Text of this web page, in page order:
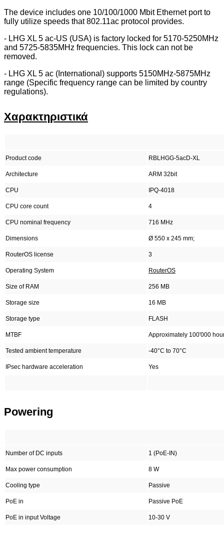
The device includes one 10/100/1000 Mbit Ethernet port to
fully utilize speeds that 802.11ac protocol provides.
- LHG XL 5 ac-US (USA) is factory locked for 5170-5250MHz
and 5725-5835MHz frequencies. This lock can not be
removed.
- LHG XL 5 ac (International) supports 5150MHz-5875MHz
range (Specific frequency range can be limited by country
regulations).
Χαρακτηριστικά
Product code RBLHGG-5acD-XL
Architecture ARM 32bit
CPU IPQ-4018
CPU core count 4
CPU nominal frequency 716 MHz
Dimensions Ø 550 x 245 mm;
RouterOS license 3
Operating System RouterOS
Size of RAM 256 MB
Storage size 16 MB
Storage type FLASH
MTBF Approximately 100'000
Tested ambient temperature -40°C to 70°C
IPsec hardware acceleration Yes
Powering
Number of DC inputs 1 (PoE-IN)
Max power consumption 8 W
Cooling type Passive
PoE in Passive PoE
PoE in input Voltage 10-30 V